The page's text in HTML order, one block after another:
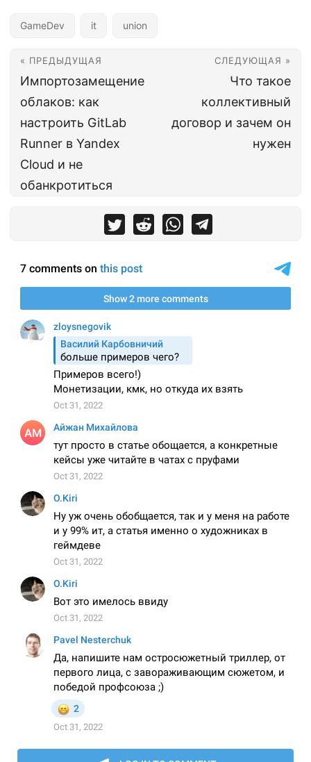
GameDev it union
« ПРЕДЫДУЩАЯ
Импортозамещение
облаков: как
настроить GitLab
Runner в Yandex
Cloud и не
обанкротиться
СЛЕДУЮЩАЯ »
Что такое
коллективный
договор и зачем он
нужен